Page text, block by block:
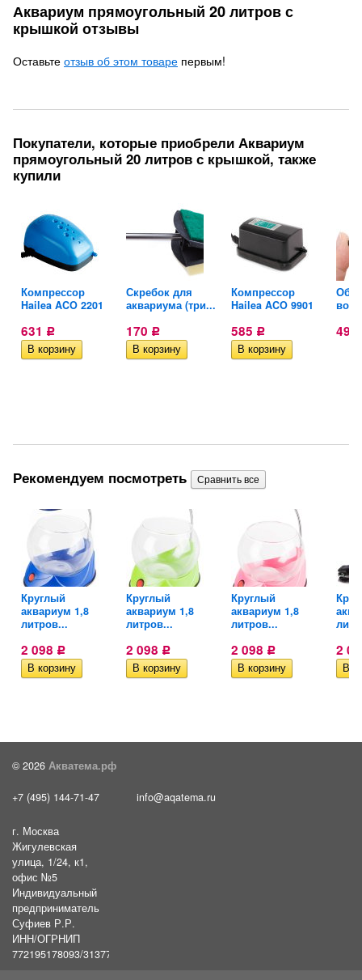
Аквариум прямоугольный 20 литров с
крышкой отзывы
Оставьте отзыв об этом товаре первым!
Покупатели, которые приобрели Аквариум
прямоугольный 20 литров с крышкой, также
купили
Компрессор
Hailea ACO 2201
631 Р
Скребок для
аквариума (три...
170 Р
Компрессор
Hailea ACO 9901
585 Р 49
Рекомендуем посмотреть
Круглый
аквариум 1,8
литров...
2 098 Р
Круглый
аквариум 1,8
литров...
2 098 Р
Круглый
аквариум 1,8
литров...
2 098 Р 2
© 2026 Акватема.рф
+7 (495) 144-71-47 info@aqatema.ru
г. Москва
Жигулевская
улица, 1/24, к1,
офис №5
Индивидуальный
предприниматель
Суфиев Р.Р.
ИНН/ОГРНИП
772195178093/31377461610054